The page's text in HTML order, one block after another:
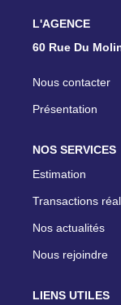
L'AGENCE
60 Rue Du
Nous contacter
Présentation
NOS SERVICES
Estimation
Transactions
Nos actualités
Nous rejoindre
LIENS UTILES